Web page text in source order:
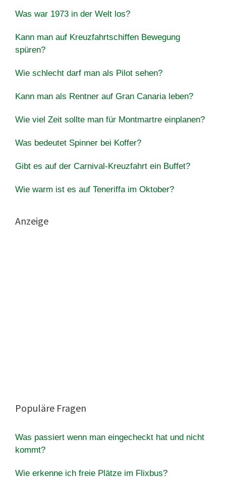
Was war 1973 in der Welt los?
Kann man auf Kreuzfahrtschiffen Bewegung
spüren?
Wie schlecht darf man als Pilot sehen?
Kann man als Rentner auf Gran Canaria leben?
Wie viel Zeit sollte man für Montmartre einplanen?
Was bedeutet Spinner bei Koffer?
Gibt es auf der Carnival-Kreuzfahrt ein Buffet?
Wie warm ist es auf Teneriffa im Oktober?
Anzeige
Populäre Fragen
Was passiert wenn man eingecheckt hat und nicht
kommt?
Wie erkenne ich freie Plätze im Flixbus?